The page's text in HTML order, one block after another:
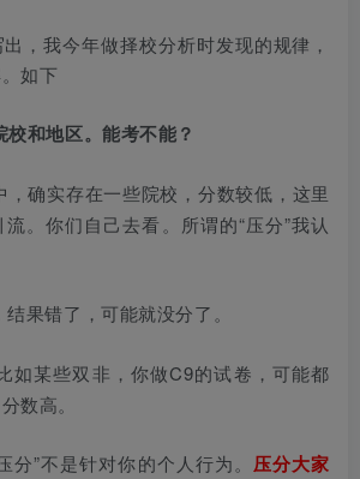
，我今年做择校分析时发现的规律，
如下
校和地区。能考不能？
，确实存在一些院校，分数较低，这里
。你们自己去看。所谓的“压分”我认
结果错了，可能就没分了。
如某些双非，你做C9的试卷，可能都
数高。
分”不是针对你的个人行为。 压分大家